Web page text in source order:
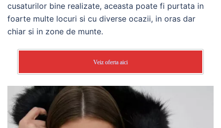
cusaturilor bine realizate, aceasta poate fi purtata in
foarte multe locuri si cu diverse ocazii, in oras dar
chiar si in zone de munte.
Veiz oferta aici